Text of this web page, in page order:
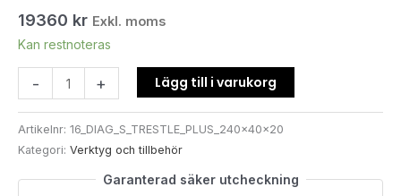
19360 kr Exkl. moms
Kan restnoteras
-
diagonalt
rutnät
+ Lägg till i varukorg
Artikelnr: 16_DIAG_S_TRESTLE_PLUS_240x40x20
Kategori: Verktyg och tillbehör
Garanterad säker utcheckning